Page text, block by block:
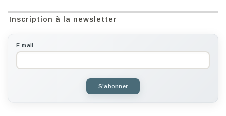
Inscription à la newsletter
E-mail
S'abonner